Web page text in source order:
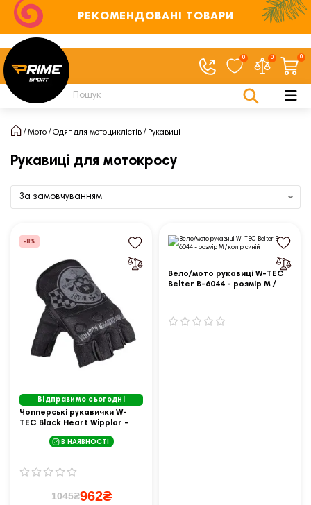
РЕКОМЕНДОВАНІ ТОВАРИ
0 0 0
Мото Одяг для мотоциклістів Рукавиці
Рукавиці для мотокросу
-8%
Відправимо сьогодні
Чопперські рукавички W-
TEC Black Heart Wipplar -
В НАЯВНОСТІ
1045₴962₴
Вело/мото рукавиці W-TEC
Belter B-6044 - розмір М /